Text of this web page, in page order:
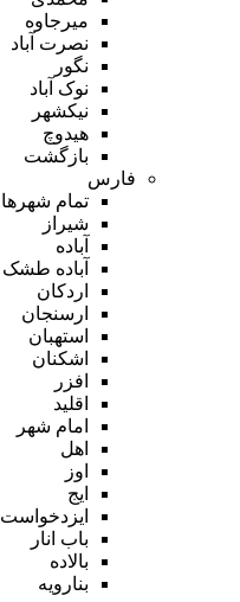
میرجاوه
نصرت آباد
نگور
نوک آباد
نیکشهر
هیدوچ
بازگشت
فارس
تمام شهر‌ها
شیراز
آباده
آباده طشک
اردکان
ارسنجان
استهبان
اشکنان
افزر
اقلید
امام شهر
اهل
اوز
ایج
ایزدخواست
باب انار
بالاده
بنارویه